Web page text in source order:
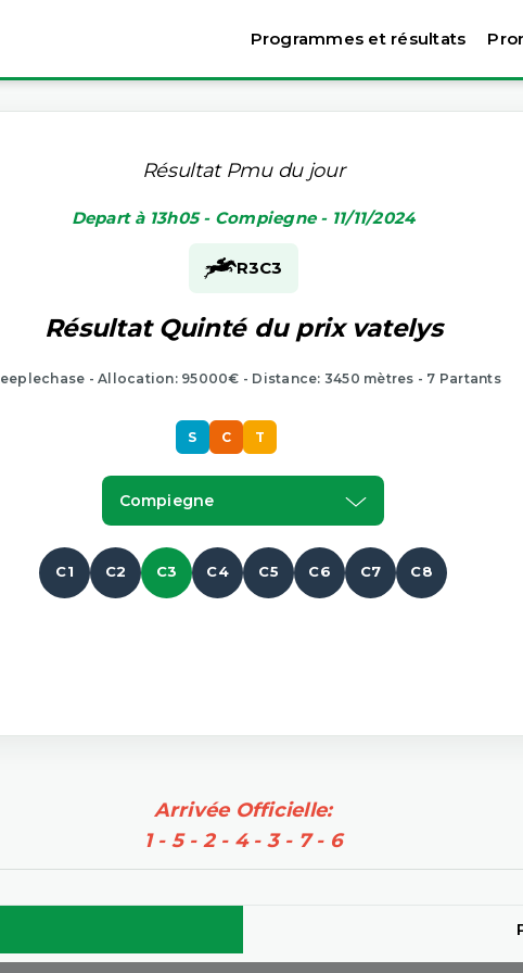
Programmes et résultats
Résultat Pmu du jour
Depart à 13h05 - Compiegne - 11/11/2024
R3C3
Résultat Quinté du prix vatelys
- Allocation: 95000€ - Distance: 3450 mètres - 7 Partants
S C T
Compiegne
C1 C2 C3 C4 C5 C6 C7 C8
Arrivée Officielle:
1 - 5 - 2 - 4 - 3 - 7 - 6